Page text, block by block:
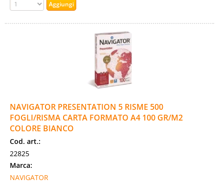
NAVIGATOR PRESENTATION 5 RISME 500
FOGLI/RISMA CARTA FORMATO A4 100 GR/M2
COLORE BIANCO
Cod. art.:
22825
Marca:
NAVIGATOR